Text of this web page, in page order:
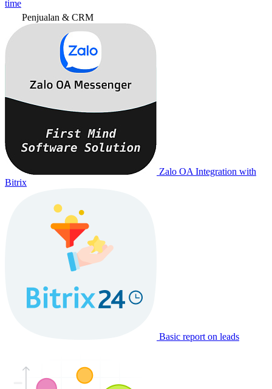
time
Penjualan & CRM
Zalo OA Integration with
Bitrix
Basic report on leads